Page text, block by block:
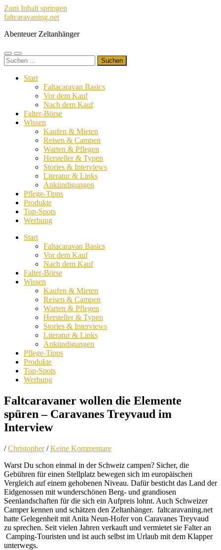
Zum Inhalt springen
faltcaravaning.net
Abenteuer Zeltanhänger
Mobile-
Menü
Suchfeld
ein-/ausblenden
Suchen
nach:
Start
Faltacaravan Basics
Vor dem Kauf
Nach dem Kauf
Falter-Börse
Wissen
Kaufen & Mieten
Reisen & Campen
Warten & Pflegen
Hersteller & Typen
Stories & Interviews
Literatur & Links
Ankündigungen
Pflege-Tipps
Produkte
Top-Spots
Werbung
Start
Faltacaravan Basics
Vor dem Kauf
Nach dem Kauf
Falter-Börse
Wissen
Kaufen & Mieten
Reisen & Campen
Warten & Pflegen
Hersteller & Typen
Stories & Interviews
Literatur & Links
Ankündigungen
Pflege-Tipps
Produkte
Top-Spots
Werbung
Faltcaravaner wollen die Elemente
spüren – Caravanes Treyvaud im
Interview
/Christopher /Keine Kommentare
Warst Du schon einmal in der Schweiz campen? Sicher, die
Gebühren für einen Stellplatz bewegen sich im europäischen
Vergleich auf einem gehobenen Niveau. Dafür besticht das Land der
Eidgenossen mit wunderschönen Berg- und grandiosen
Seenlandschaften für die sich ein Aufpreis lohnt. Auch Schweizer
Camper kennen und schätzen den Zeltanhänger. faltcaravaning.net
hatte Gelegenheit mit Anita Neun-Hofer von Caravanes Treyvaud
zu sprechen. Seit vielen Jahren verkauft und vermietet sie Falter an
Camping-Touristen und ist auch selbst im Urlaub mit dem Klapper
unterwegs.